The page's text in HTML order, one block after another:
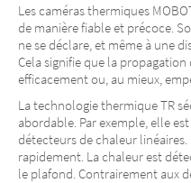
Les caméras thermiques
de manière fiable et précoce.
ne se déclare, et même à une
Cela signifie que la
efficacement ou, au mieux,
La technologie thermique TR
abordable. Par exemple, elle
détecteurs de chaleur
rapidement. La chaleur est
le plafond. Contrairement aux